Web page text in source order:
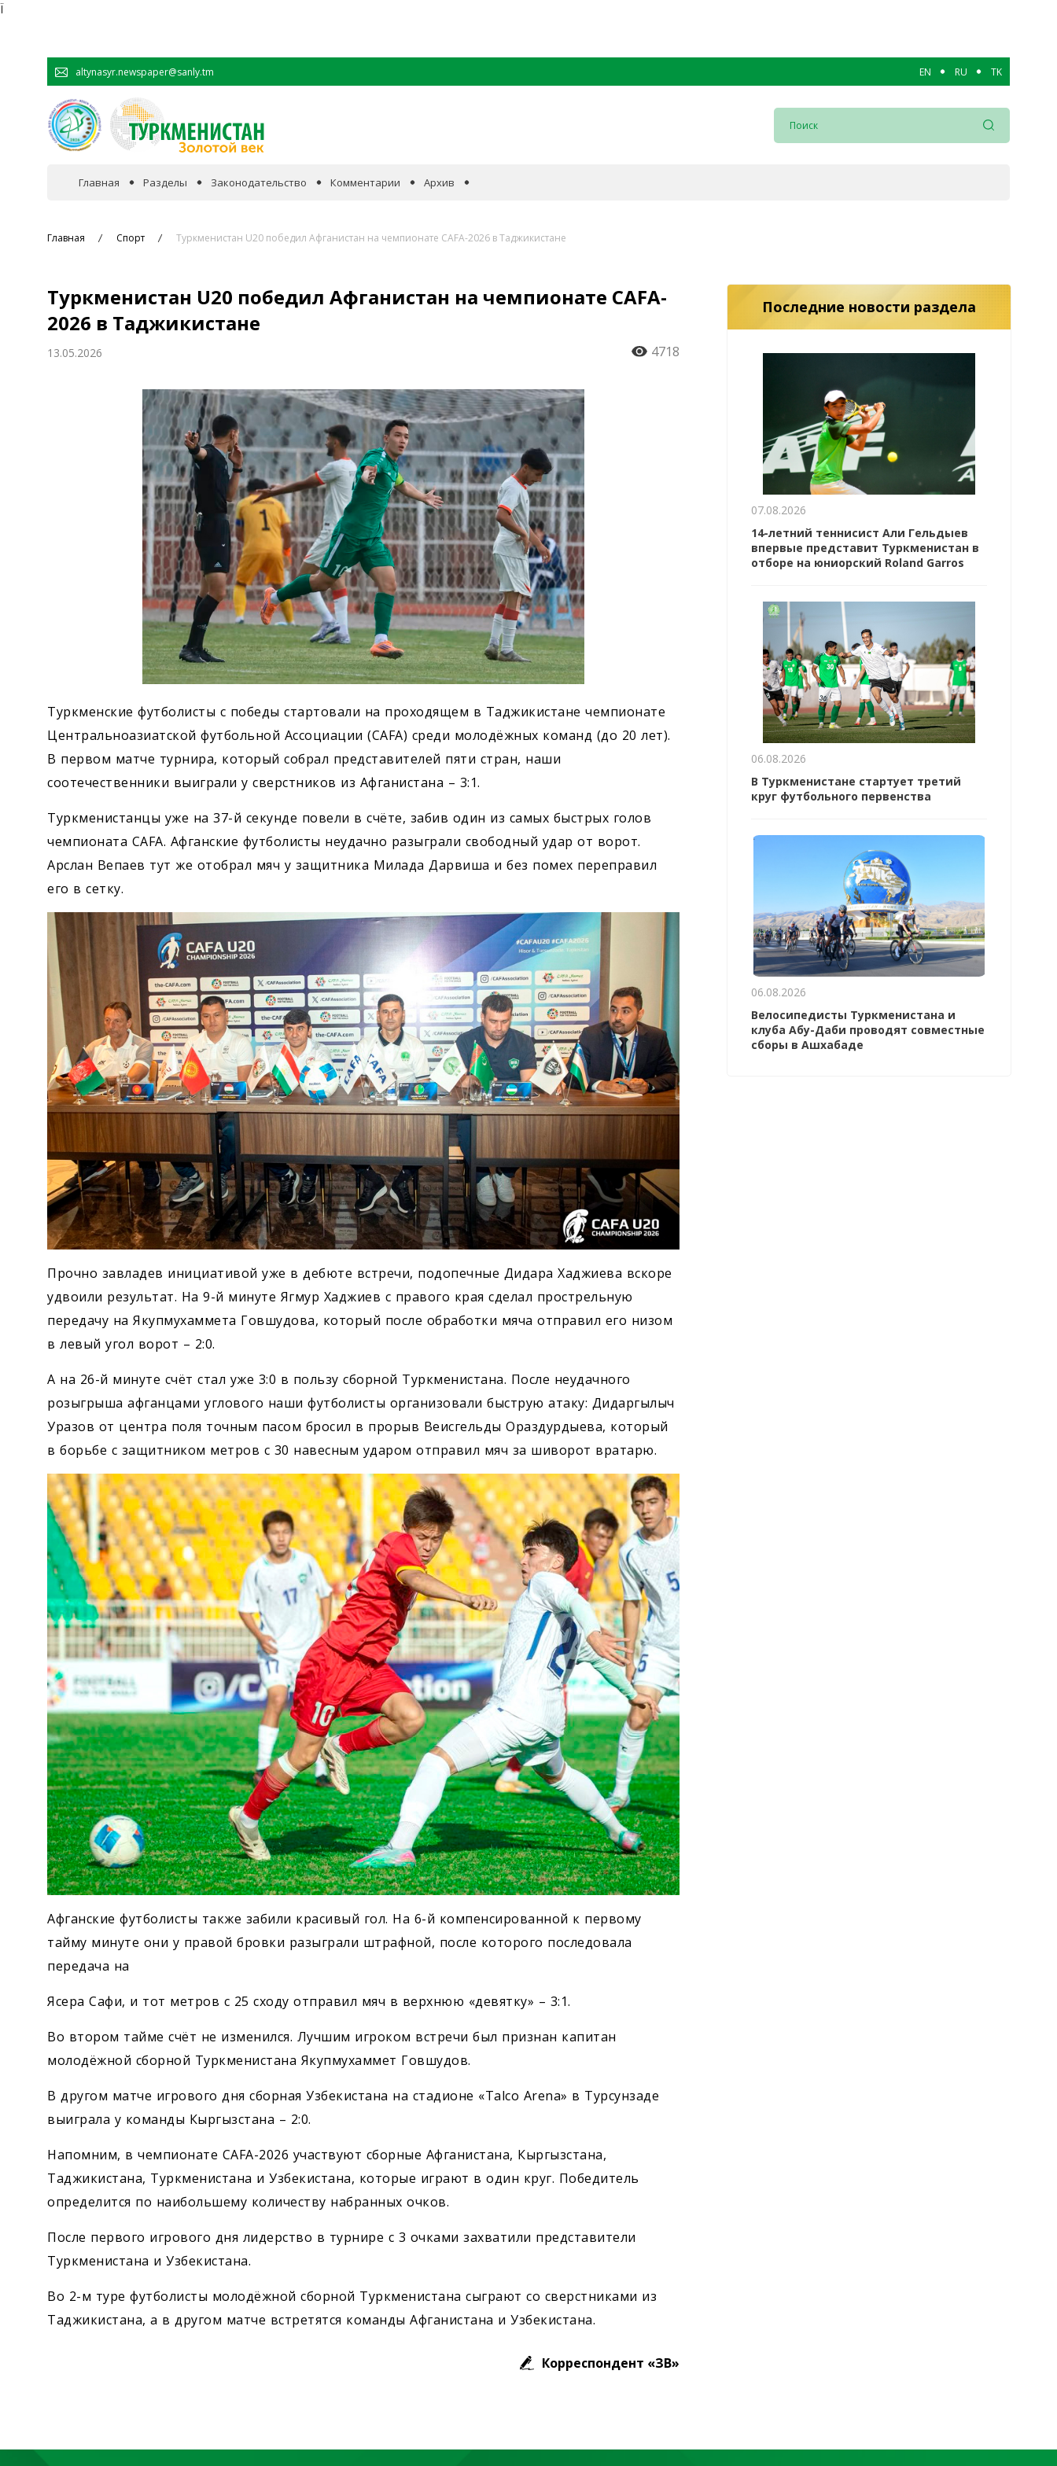
Ï
altynasyr.newspaper@sanly.tm EN RU TK
Главная Разделы
Общество
Культура
Наука
Спорт
Законодательство Комментарии Архив
Главная Спорт Туркменистан U20 победил Афганистан на чемпионате CAFA-2026 в Таджикистане
Туркменистан U20 победил Афганистан на чемпионате CAFA-
2026 в Таджикистане
13.05.2026 4718
Туркменские футболисты с победы стартовали на проходящем в Таджикистане чемпионате
Центральноазиатской футбольной Ассоциации (CAFA) среди молодёжных команд (до 20 лет).
В первом матче турнира, который собрал представителей пяти стран, наши
соотечественники выиграли у сверстников из Афганистана – 3:1.
Туркменистанцы уже на 37-й секунде повели в счёте, забив один из самых быстрых голов
чемпионата CAFA. Афганские футболисты неудачно разыграли свободный удар от ворот.
Арслан Вепаев тут же отобрал мяч у защитника Милада Дарвиша и без помех переправил
его в сетку.
Прочно завладев инициативой уже в дебюте встречи, подопечные Дидара Хаджиева вскоре
удвоили результат. На 9-й минуте Ягмур Хаджиев с правого края сделал прострельную
передачу на Якупмухаммета Говшудова, который после обработки мяча отправил его низом
в левый угол ворот – 2:0.
А на 26-й минуте счёт стал уже 3:0 в пользу сборной Туркменистана. После неудачного
розыгрыша афганцами углового наши футболисты организовали быструю атаку: Дидаргылыч
Уразов от центра поля точным пасом бросил в прорыв Веисгельды Ораздурдыева, который
в борьбе с защитником метров с 30 навесным ударом отправил мяч за шиворот вратарю.
Афганские футболисты также забили красивый гол. На 6-й компенсированной к первому
тайму минуте они у правой бровки разыграли штрафной, после которого последовала
передача на
Ясера Сафи, и тот метров с 25 сходу отправил мяч в верхнюю «девятку» – 3:1.
Во втором тайме счёт не изменился. Лучшим игроком встречи был признан капитан
молодёжной сборной Туркменистана Якупмухаммет Говшудов.
В другом матче игрового дня сборная Узбекистана на стадионе «Talco Arena» в Турсунзаде
выиграла у команды Кыргызстана – 2:0.
Напомним, в чемпионате CAFA-2026 участвуют сборные Афганистана, Кыргызстана,
Таджикистана, Туркменистана и Узбекистана, которые играют в один круг. Победитель
определится по наибольшему количеству набранных очков.
После первого игрового дня лидерство в турнире с 3 очками захватили представители
Туркменистана и Узбекистана.
Во 2-м туре футболисты молодёжной сборной Туркменистана сыграют со сверстниками из
Таджикистана, а в другом матче встретятся команды Афганистана и Узбекистана.
Корреспондент «ЗВ»
Последние новости раздела
07.08.2026
14-летний теннисист Али Гельдыев
впервые представит Туркменистан в
отборе на юниорский Roland Garros
06.08.2026
В Туркменистане стартует третий
круг футбольного первенства
06.08.2026
Велосипедисты Туркменистана и
клуба Абу-Даби проводят совместные
сборы в Ашхабаде